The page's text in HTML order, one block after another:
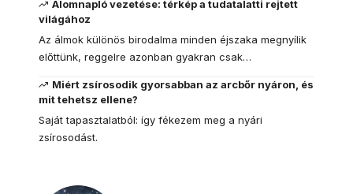
Álomnapló vezetése: térkép a tudatalatti rejtett
világához
Az álmok különös birodalma minden éjszaka megnyílik
előttünk, reggelre azonban gyakran csak…
Miért zsírosodik gyorsabban az arcbőr nyáron, és
mit tehetsz ellene?
Saját tapasztalatból: így fékezem meg a nyári
zsírosodást.